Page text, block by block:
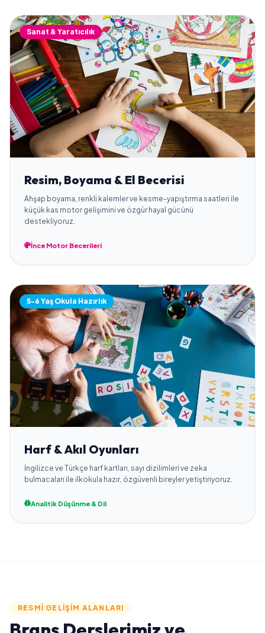
Sanat & Yaratıcılık
Resim, Boyama & El Becerisi
Ahşap boyama, renkli kalemler ve kesme-yapıştırma saatleri ile
küçük kas motor gelişimini ve özgür hayal gücünü
destekliyoruz.
İnce Motor Becerileri
5-6 Yaş Okula Hazırlık
Harf & Akıl Oyunları
İngilizce ve Türkçe harf kartları, sayı dizilimleri ve zeka
bulmacaları ile ilkokula hazır, özgüvenli bireyler yetiştiriyoruz.
Analitik Düşünme & Dil
RESMI GELIŞIM ALANLARI